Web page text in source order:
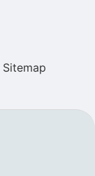
Sitemap